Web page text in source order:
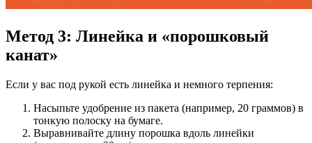
Метод 3: Линейка и «порошковый
канат»
Если у вас под рукой есть линейка и немного терпения:
Насыпьте удобрение из пакета (например, 20 граммов) в
тонкую полоску на бумаге.
Выравнивайте длину порошка вдоль линейки